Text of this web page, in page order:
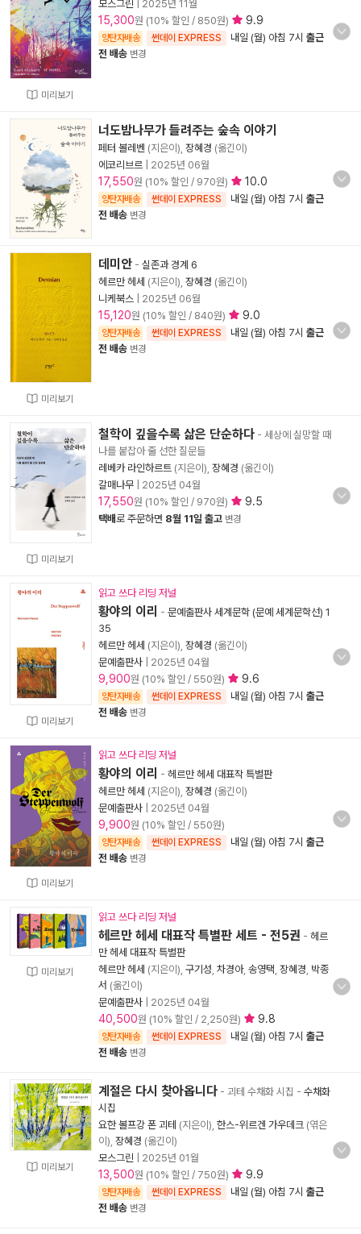
미리보기
모스그린 2025년 11월
15,300원 (10% 할인 / 850원) 9.9
양탄자배송 썬데이 EXPRESS 내일 (월) 아침 7시 출근
전 배송 변경
너도밤나무가 들려주는 숲속 이야기
페터 볼레벤 (지은이), 장혜경 (옮긴이)
에코리브르
2025년 06월
17,550원 (10% 할인 / 970원) 10.0
양탄자배송 썬데이 EXPRESS 내일 (월) 아침 7시 출근
전 배송 변경
미리보기
데미안 - 실존과 경계 6
헤르만 헤세 (지은이), 장혜경 (옮긴이)
니케북스
2025년 06월
15,120원 (10% 할인 / 840원) 9.0
양탄자배송 썬데이 EXPRESS 내일 (월) 아침 7시 출근
전 배송 변경
미리보기
철학이 깊을수록 삶은 단순하다 - 세상에 실망할 때
나를 붙잡아 줄 선한 질문들
레베카 라인하르트 (지은이), 장혜경 (옮긴이)
갈매나무
2025년 04월
17,550원 (10% 할인 / 970원) 9.5
택배로 주문하면 8월 11일 출고 변경
미리보기
읽고 쓰다 리딩 저널
황야의 이리 - 문예출판사 세계문학 (문예 세계문학선) 1
35
헤르만 헤세 (지은이), 장혜경 (옮긴이)
문예출판사
2025년 04월
9,900원 (10% 할인 / 550원) 9.6
양탄자배송 썬데이 EXPRESS 내일 (월) 아침 7시 출근
전 배송 변경
미리보기
읽고 쓰다 리딩 저널
황야의 이리 - 헤르만 헤세 대표작 특별판
헤르만 헤세 (지은이), 장혜경 (옮긴이)
문예출판사
2025년 04월
9,900원 (10% 할인 / 550원)
양탄자배송 썬데이 EXPRESS 내일 (월) 아침 7시 출근
전 배송 변경
미리보기
읽고 쓰다 리딩 저널
헤르만 헤세 대표작 특별판 세트 - 전5권 - 헤르
만 헤세 대표작 특별판
헤르만 헤세 (지은이), 구기성 차경아, 송영택 장혜경 박종
서 (옮긴이)
문예출판사
2025년 04월
40,500원 (10% 할인 / 2,250원) 9.8
양탄자배송 썬데이 EXPRESS 내일 (월) 아침 7시 출근
전 배송 변경
미리보기
계절은 다시 찾아옵니다 - 괴테 수채화 시집 - 수채화
시집
요한 볼프강 폰 괴테 (지은이), 한스-위르겐 가우데크 (엮은
이), 장혜경 (옮긴이)
모스그린
2025년 01월
13,500원 (10% 할인 / 750원) 9.9
양탄자배송 썬데이 EXPRESS 내일 (월) 아침 7시 출근
전 배송 변경